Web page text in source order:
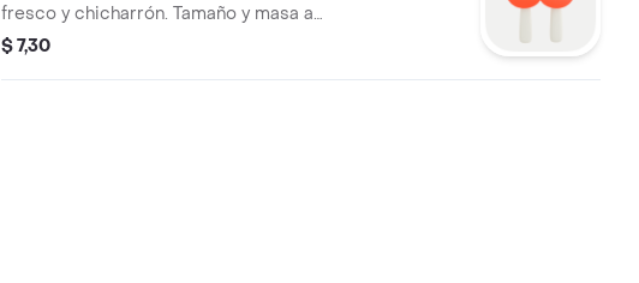
fresco y chicharrón. Tamaño y masa a
elección.
$ 7,30